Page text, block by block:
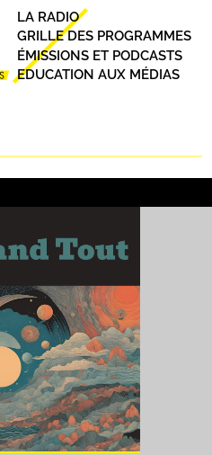
Principal
LA RADIO
GRILLE DES PROGRAMMES
ÉMISSIONS ET PODCASTS
EDUCATION AUX MÉDIAS